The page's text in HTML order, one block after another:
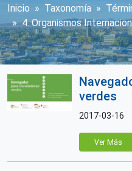
Sobrescribir
Inicio Taxonomía
4. Organismos
verdes
2017-03-16
Ver Más